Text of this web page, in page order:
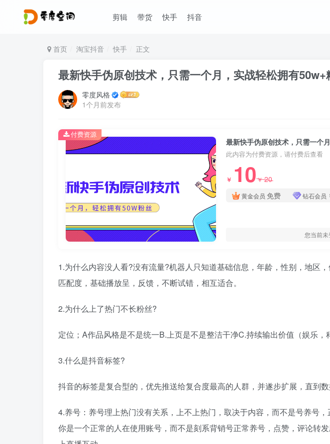
剪辑 带货 快手 抖音
首页 淘宝抖音 快手 正文
最新快手伪原创技术，只需一个月，实战轻松拥有50w+
零度风格
1个月前发布
最新快手伪原创技术，只需一个
此内容为付费资源，请付费后查看
￥ 10￥20
黄金会员 免费 钻石会员
您当前
付费资源
1.为什么内容没人看?没有流量?机器人只知道基础信息，年龄，性别，地区
匹配度，基础播放呈，反馈，不断试错，相互适合。
2.为什么上了热门不长粉丝?
定位；A作品风格是不是统一B.上页是不是整洁干净C.持续输出价值（娱乐，
3.什么是抖音标签?
抖音的标签是复合型的，优先推送给复合度最高的人群，并遂步扩展，直到数
4.养号：养号理上热门没有关系，上不上热门，取决于内容，而不是号养号
你是一个正常的人在使用账号，而不是刻系背销号正常养号，点赞，评论转